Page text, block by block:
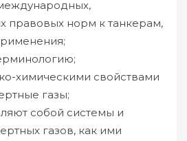
правовых норм к танкерам,
химическими свойствами
газы;
собой системы и
газов, как ими